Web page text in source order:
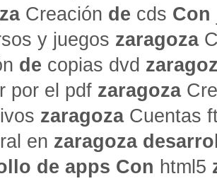
Creación de cds Con
y juegos zaragoza
de copias dvd
por el pdf zaragoza
zaragozaCuentas
en zaragoza de
de apps Con html5